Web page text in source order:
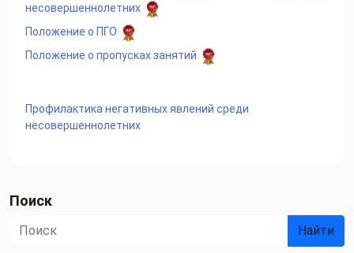
несовершеннолетних
Положение о ПГО
Положение о пропусках занятий
Профилактика негативных явлений среди
несовершеннолетних
Поиск
Найти